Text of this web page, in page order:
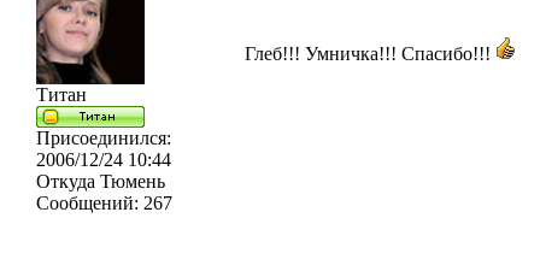
Титан
Присоединился:
2006/12/24 10:44
Откуда Тюмень
Сообщений: 267
Глеб!!! Умничка!!! Спасибо!!!